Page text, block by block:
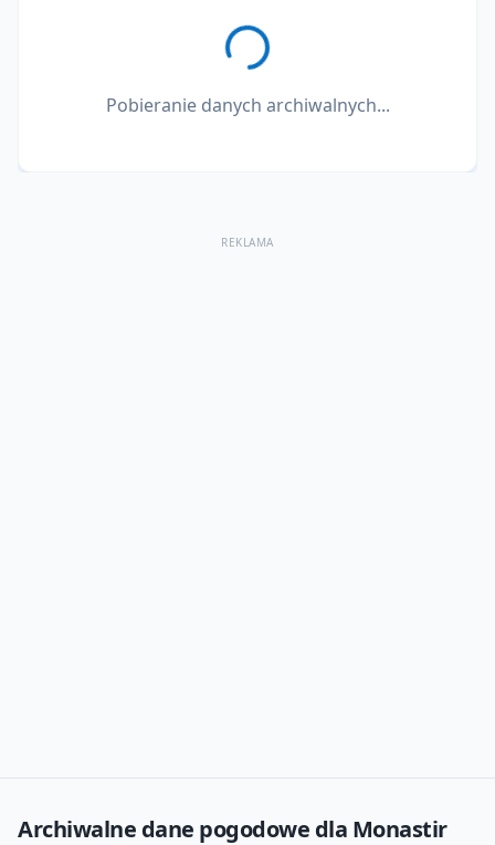
Pobieranie danych archiwalnych...
REKLAMA
Archiwalne dane pogodowe dla Monastir